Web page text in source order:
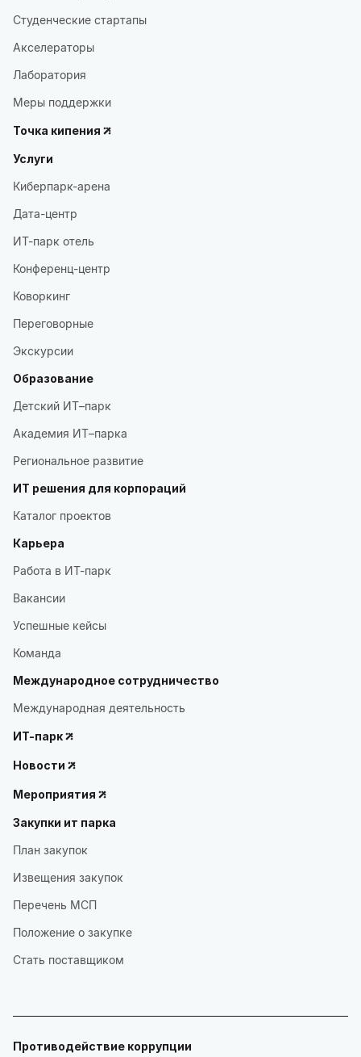
Студенческие стартапы
Акселераторы
Лаборатория
Меры поддержки
Точка кипения
Услуги
Киберпарк-арена
Дата-центр
ИТ-парк отель
Конференц-центр
Коворкинг
Переговорные
Экскурсии
Образование
Детский ИТ–парк
Академия ИТ–парка
Региональное развитие
ИТ решения для корпораций
Каталог проектов
Карьера
Работа в ИТ-парк
Вакансии
Успешные кейсы
Команда
Международное сотрудничество
Международная деятельность
ИТ-парк
Новости
Мероприятия
Закупки ит парка
План закупок
Извещения закупок
Перечень МСП
Положение о закупке
Стать поставщиком
Противодействие коррупции